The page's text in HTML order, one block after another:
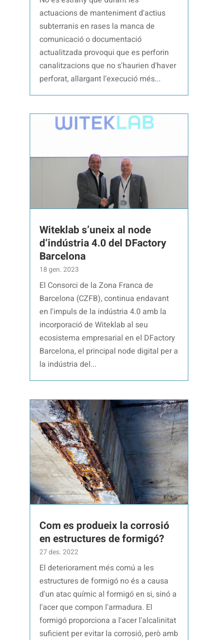
actuacions de manteniment d'actius
subterranis en rases la manca de
comunicació o documentació
actualitzada provoqui que es perforin
canalitzacions que no s'haurien d'haver
perforat, allargant l'execució més...
Witeklab s’uneix al node
d’indústria 4.0 del DFactory
Barcelona
18 gen. 2023
El Consorci de la Zona Franca de
Barcelona (CZFB), continua endavant
en l'impuls de la indústria 4.0 amb la
incorporació de Witeklab al seu
ecosistema empresarial en el DFactory
Barcelona, el principal node digital per a
la indústria del...
Com es produeix la corrosió
en estructures de formigó?
27 des. 2022
El deteriorament més comú a les
estructures de formigó no és a causa
d'un atac químic al formigó en si, sinó a
l'acer que compon l'armadura. El
formigó proporciona a l'acer l'alcalinitat
suficient per evitar la corrosió, però amb